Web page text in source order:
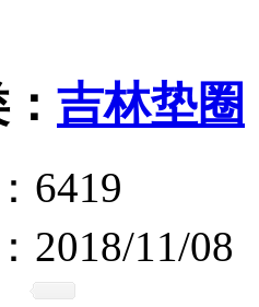
吉林垫圈
6419
2018/11/08